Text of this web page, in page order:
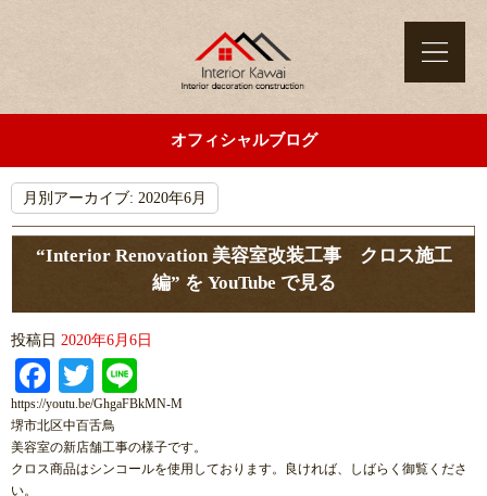
オフィシャルブログ
月別アーカイブ: 2020年6月
“Interior Renovation 美容室改装工事 クロス施工
編” を YouTube で見る
投稿日 2020年6月6日
Facebook
Twitter
https://youtu.be/GhgaFBkMN-M
堺市北区中百舌鳥
美容室の新店舗工事の様子です。
クロス商品はシンコールを使用しております。良ければ、しばらく御覧くださ
い。